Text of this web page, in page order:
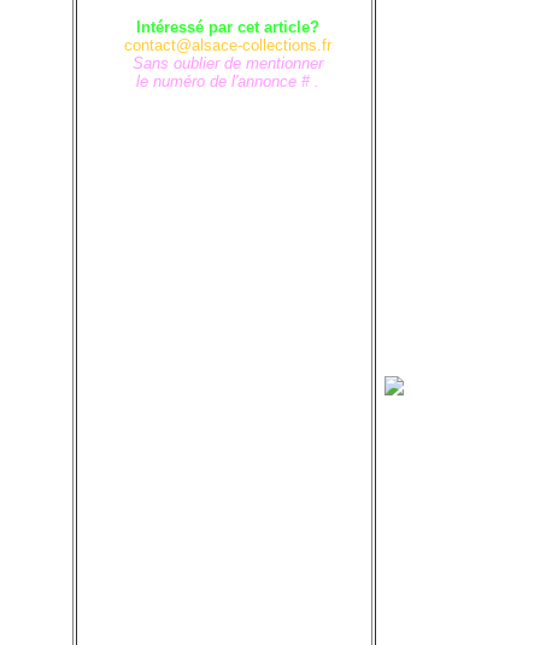
Intéressé par cet article?
contact@alsace-collections.fr
Sans oublier de mentionner
le numéro de l'annonce # .